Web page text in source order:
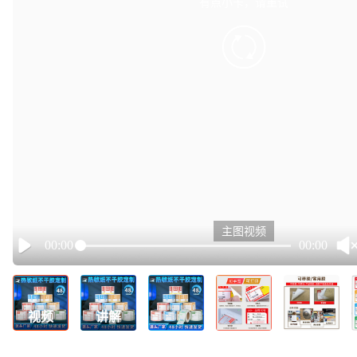
Play
00:00 00:00
主图视频
视频 讲解